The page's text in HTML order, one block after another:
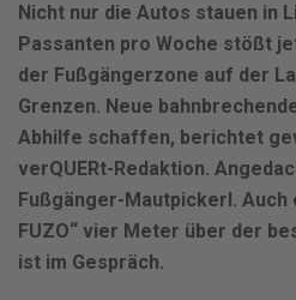
Nicht nur die Autos stauen in
Passanten pro Woche stößt
der Fußgängerzone auf der
Grenzen. Neue
Abhilfe schaffen, berichtet
verQUERt-Redaktion.
Fußgänger-Mautpickerl. Auch
FUZO“ vier Meter über der
ist im Gespräch.